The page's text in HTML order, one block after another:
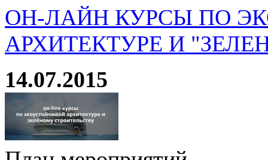
ОН-ЛАЙН КУРСЫ ПО
АРХИТЕКТУРЕ И
14.07.2015